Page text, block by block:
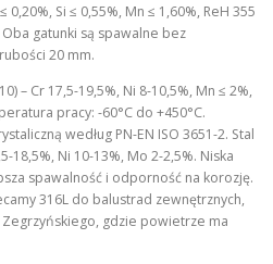
0,20%, Si ≤ 0,55%, Mn ≤ 1,60%, ReH 355
Oba gatunki są spawalne bez
20 mm.
– Cr 17,5-19,5%, Ni 8-10,5%, Mn ≤ 2%,
pracy: -60°C do +450°C.
według PN-EN ISO 3651-2. Stal
18,5%, Ni 10-13%, Mo 2-2,5%. Niska
spawalność i odporność na korozję.
316L do balustrad zewnętrznych,
gdzie powietrze ma